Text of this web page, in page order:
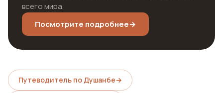
всего мира.
Посмотрите подробнее→
Путеводитель по Душанбе→